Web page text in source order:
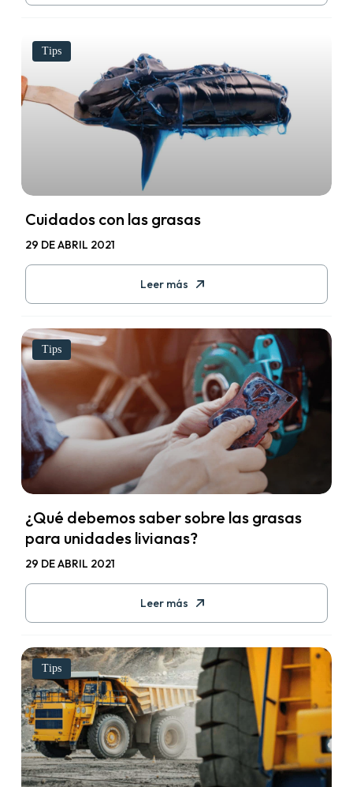
Tips
Cuidados con las grasas
29 DE ABRIL 2021
Leer más
Tips
¿Qué debemos saber sobre las grasas
para unidades livianas?
29 DE ABRIL 2021
Leer más
Tips